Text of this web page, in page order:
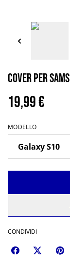
Cover per
19,99 €
MODELLO
CONDIVIDI